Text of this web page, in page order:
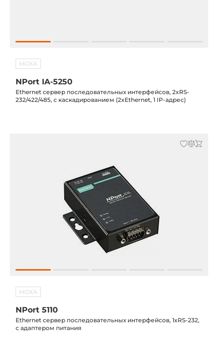
MOXA
NPort IA-5250
Ethernet сервер последовательных интерфейсов, 2xRS-
232/422/485, с каскадированием (2xEthernet, 1 IP-адрес)
MOXA
NPort 5110
Ethernet сервер последовательных интерфейсов, 1xRS-232,
с адаптером питания